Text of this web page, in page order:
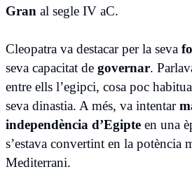
Gran al segle IV aC.
Cleopatra va destacar per la seva
seva capacitat de governar.
entre ells l’egipci, cosa poc
seva dinastia. A més, va intentar
independència d’Egipte en una
s’estava convertint en la potència
Mediterrani.